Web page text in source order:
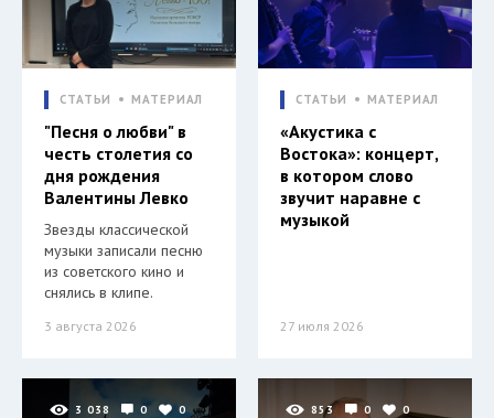
СТАТЬИ МАТЕРИАЛ
"Песня о любви" в
честь столетия со
дня рождения
Валентины Левко
Звезды классической
музыки записали песню
из советского кино и
снялись в клипе.
3 августа 2026
СТАТЬИ МАТЕРИАЛ
«Акустика с
Востока»: концерт,
в котором слово
звучит наравне с
музыкой
27 июля 2026
3 038 0 0 853 0 0